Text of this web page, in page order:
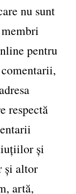
nu sunt
pentru
respectă
și
și altor
artă,